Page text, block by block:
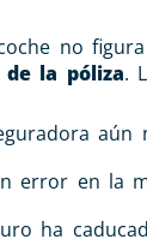
no
de la póliza.
aún
error en la
ha